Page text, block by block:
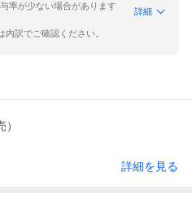
率が少ない場合があります
詳細
訳でご確認ください。
詳細を見る